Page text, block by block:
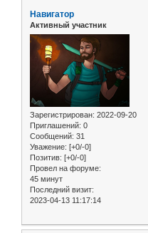
Навигатор
Активный участник
Зарегистрирован: 2022-09-20
Приглашений: 0
Сообщений: 31
Уважение: [+0/-0]
Позитив: [+0/-0]
Провел на форуме:
45 минут
Последний визит:
2023-04-13 11:17:14